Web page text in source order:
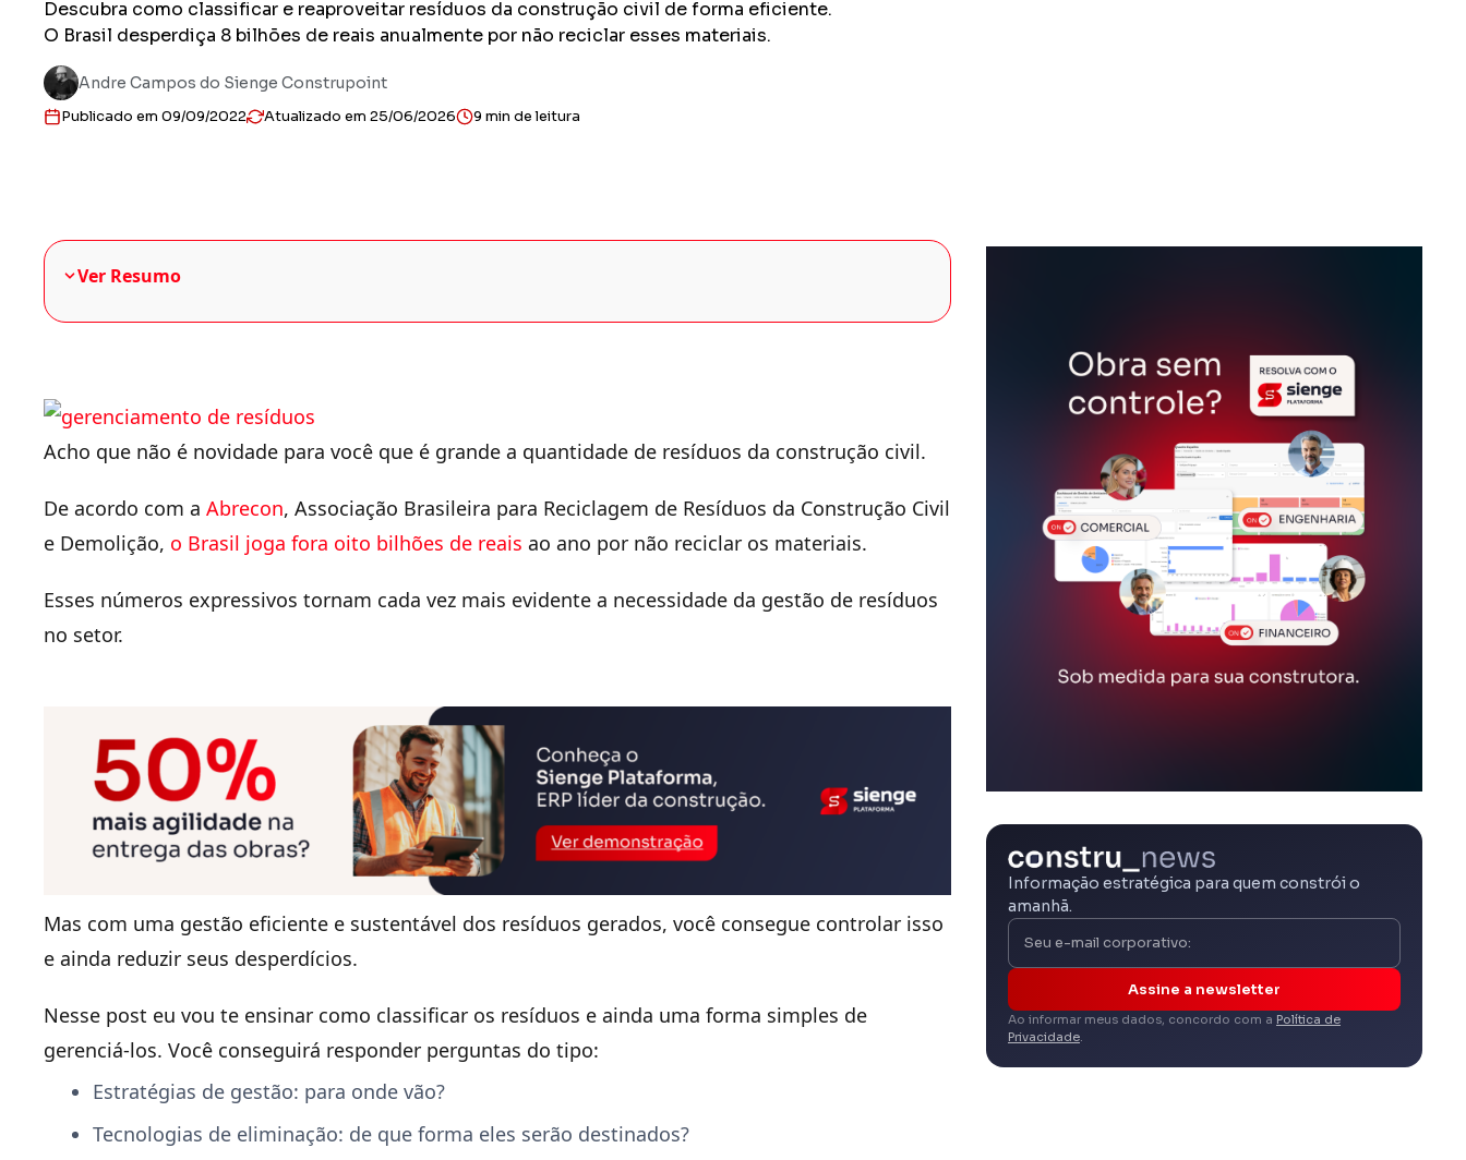
Descubra como classificar e reaproveitar resíduos da construção civil de forma eficiente.
O Brasil desperdiça 8 bilhões de reais anualmente por não reciclar esses materiais.
Andre Campos do Sienge Construpoint
Publicado em 09/09/2022 Atualizado em 25/06/2026 9 min de leitura
Ver Resumo
Acho que não é novidade para você que é grande a quantidade de resíduos da construção civil.
De acordo com a Abrecon, Associação Brasileira para Reciclagem de Resíduos da Construção Civil
e Demolição, o Brasil joga fora oito bilhões de reais ao ano por não reciclar os materiais.
Esses números expressivos tornam cada vez mais evidente a necessidade da gestão de resíduos
no setor.
Mas com uma gestão eficiente e sustentável dos resíduos gerados, você consegue controlar isso
e ainda reduzir seus desperdícios.
Nesse post eu vou te ensinar como classificar os resíduos e ainda uma forma simples de
gerenciá-los. Você conseguirá responder perguntas do tipo:
Estratégias de gestão: para onde vão?
Tecnologias de eliminação: de que forma eles serão destinados?
Informação estratégica para quem constrói o
amanhã.
Assine a newsletter
Ao informar meus dados, concordo com a Política de
Privacidade.